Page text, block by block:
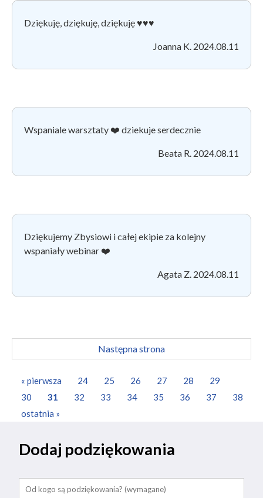
Dziękuję, dziękuję, dziękuję ♥️♥️♥️
Joanna K. 2024.08.11
Wspaniale warsztaty ❤️ dziekuje serdecznie
Beata R. 2024.08.11
Dziękujemy Zbysiowi i całej ekipie za kolejny
wspaniały webinar ❤️
Agata Z. 2024.08.11
Następna strona
« pierwsza 24 25 26 27 28
29
30
31 32 33 34 35 36 37
38
ostatnia »
Dodaj podziękowania